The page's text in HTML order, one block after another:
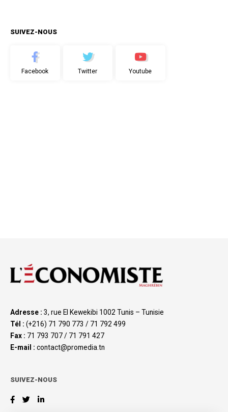
SUIVEZ-NOUS
Facebook Twitter Youtube
Adresse : 3, rue El Kewekibi 1002 Tunis – Tunisie
Tél : (+216) 71 790 773 / 71 792 499
Fax : 71 793 707 / 71 791 427
E-mail : contact@promedia.tn
SUIVEZ-NOUS